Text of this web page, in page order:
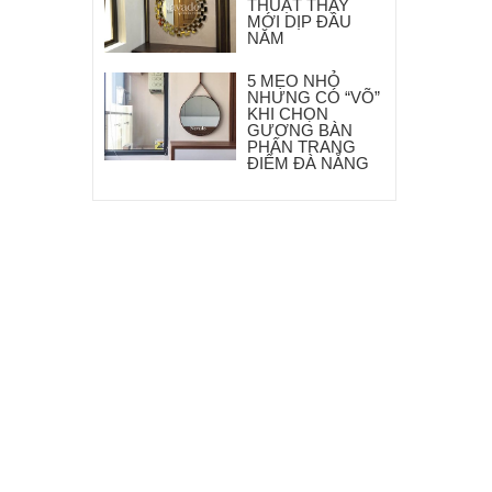
THUẬT THAY
MỚI DỊP ĐẦU
NĂM
5 MẸO NHỎ
NHƯNG CÓ “VÕ”
KHI CHỌN
GƯƠNG BÀN
PHẤN TRANG
ĐIỂM ĐÀ NẴNG